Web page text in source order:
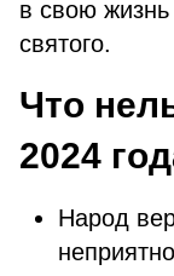
в свою жизнь
святого.
Что
2024
Народ